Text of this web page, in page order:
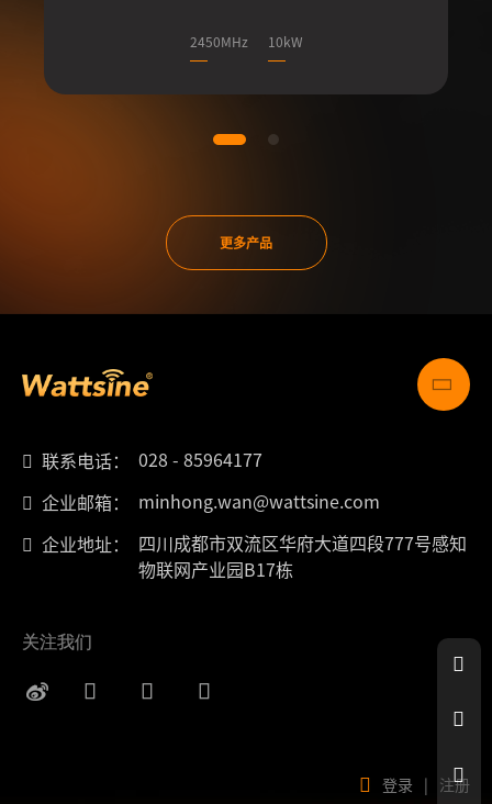
2450MHz 10kW
更多产品
联系电话：
028 - 85964177
企业邮箱：
minhong.wan@wattsine.com
企业地址：
四川成都市双流区华府大道四段777号感知
物联网产业园B17栋
关注我们
登录 | 注册